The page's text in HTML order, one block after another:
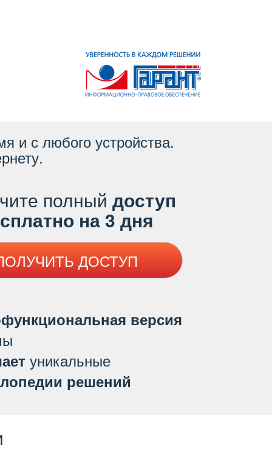
и с любого устройства.
полный доступ
на 3 дня
ДОСТУП
версия
уникальные
решений